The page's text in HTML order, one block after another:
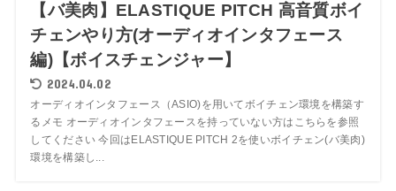
【バ美肉】ELASTIQUE PITCH 高音質ボイ
チェンやり方(オーディオインタフェース
編)【ボイスチェンジャー】
2024.04.02
オーディオインタフェース（ASIO)を用いてボイチェン環境を構築す
るメモ オーディオインタフェースを持っていない方はこちらを参照
してください 今回はELASTIQUE PITCH 2を使いボイチェン(バ美肉)
環境を構築し...